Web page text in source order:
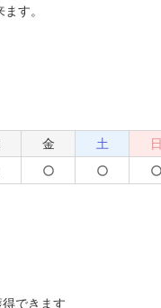
す。
金 土 日
できます